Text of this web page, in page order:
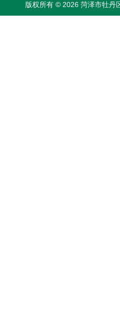
版权所有 © 2026 菏泽市牡丹